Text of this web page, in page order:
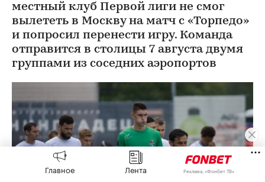
местный клуб Первой лиги не смог
вылететь в Москву на матч с «Торпедо»
и попросил перенести игру. Команда
отправится в столицы 7 августа двумя
группами из соседних аэропортов
Главное Лента Реклама, «Фонбет ТВ»